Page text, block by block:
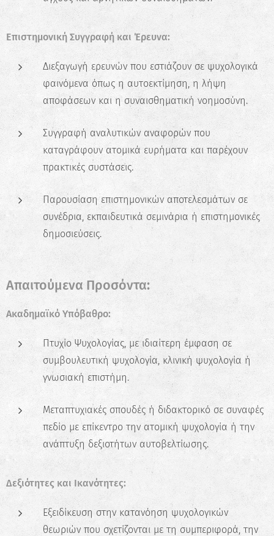
✖
Κάνε το Δωρεάν Τεστ
Επαγγελματικού
Προσανατολισμού!
Ανακάλυψε τις πραγματικές σου
δυνατότητες και σχεδίασε την ιδανική
καριέρα.
Ξεκίνα τώρα
Επιστημονική Συγγραφή και Έρευνα:
Διεξαγωγή ερευνών που εστιάζουν σε ψυχολογικά
φαινόμενα όπως η αυτοεκτίμηση, η λήψη
αποφάσεων και η συναισθηματική νοημοσύνη.
Συγγραφή αναλυτικών αναφορών που
καταγράφουν ατομικά ευρήματα και παρέχουν
πρακτικές συστάσεις.
Παρουσίαση επιστημονικών αποτελεσμάτων σε
συνέδρια, εκπαιδευτικά σεμινάρια ή επιστημονικές
δημοσιεύσεις.
Απαιτούμενα Προσόντα:
Ακαδημαϊκό Υπόβαθρο:
Πτυχίο Ψυχολογίας, με ιδιαίτερη έμφαση σε
συμβουλευτική ψυχολογία, κλινική ψυχολογία ή
γνωσιακή επιστήμη.
Μεταπτυχιακές σπουδές ή διδακτορικό σε συναφές
πεδίο με επίκεντρο την ατομική ψυχολογία ή την
ανάπτυξη δεξιοτήτων αυτοβελτίωσης.
Δεξιότητες και Ικανότητες:
Εξειδίκευση στην κατανόηση ψυχολογικών
θεωριών που σχετίζονται με τη συμπεριφορά, την